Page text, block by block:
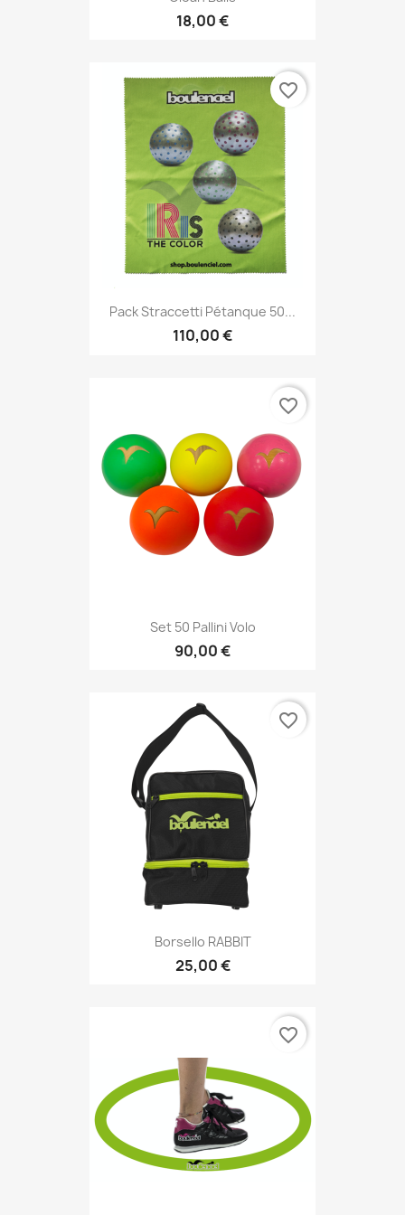
18,00 €
Pack Straccetti Pétanque 50...
110,00 €
favorite_border
Set 50 Pallini Volo
90,00 €
favorite_border
Borsello RABBIT
25,00 €
favorite_border
favorite_border